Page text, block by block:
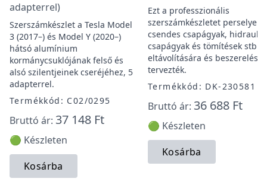
adapterrel)
Szerszámkészlet a Tesla Model
3 (2017–) és Model Y (2020–)
hátsó alumínium
kormánycsuklójának felső és
alsó szilentjeinek cseréjéhez, 5
adapterrel.
Termékkód: C02/0295
Bruttó ár: 37 148 Ft
🟢 Készleten
Kosárba
Ezt a professzionális
szerszámkészletet perselyek,
csendes csapágyak,
csapágyak és tömítések stb.
eltávolítására és
tervezték.
Termékkód: DK-230581
Bruttó ár: 36 688 Ft
🟢 Készleten
Kosárba